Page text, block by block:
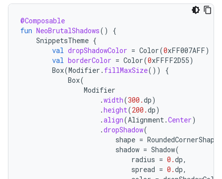
@Composable
fun NeoBrutalShadows()
{
SnippetsTheme {
val dropShadowColor = Color(0xFF007AFF)
val borderColor = Color(0xFFFF2D55)
Box(Modifier . fillMaxSize())
{
Box(
Modifier
.width(300.dp)
.height(200.dp)
.align(Alignment.Center)
.dropShadow(
shape = RoundedCornerShape
shadow = Shadow(
radius = 0.dp,
spread = 0.dp,